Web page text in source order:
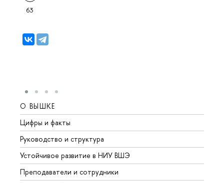
63
О ВЫШКЕ
Цифры и факты
Руководство и структура
Устойчивое развитие в НИУ ВШЭ
Преподаватели и сотрудники